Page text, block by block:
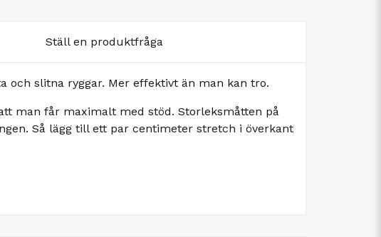
Ställ en produktfråga
och slitna ryggar. Mer effektivt än man kan tro.
man får maximalt med stöd. Storleksmåtten på
Så lägg till ett par centimeter stretch i överkant